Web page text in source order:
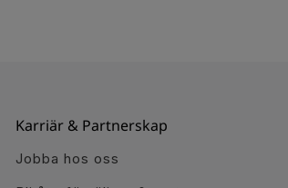
Karriär & Partnerskap
Jobba hos oss